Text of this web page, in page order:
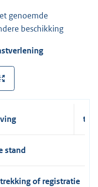
genoemde
beschikking
stand
of registratie